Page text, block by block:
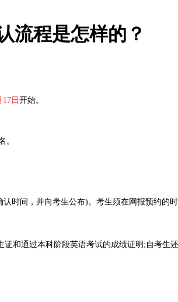
流程是怎样的？
17日 开始。
。
时间，并向考生公布)。 考生须在网报预约的
证和通过本科阶段英语考试的成绩证明;自考生